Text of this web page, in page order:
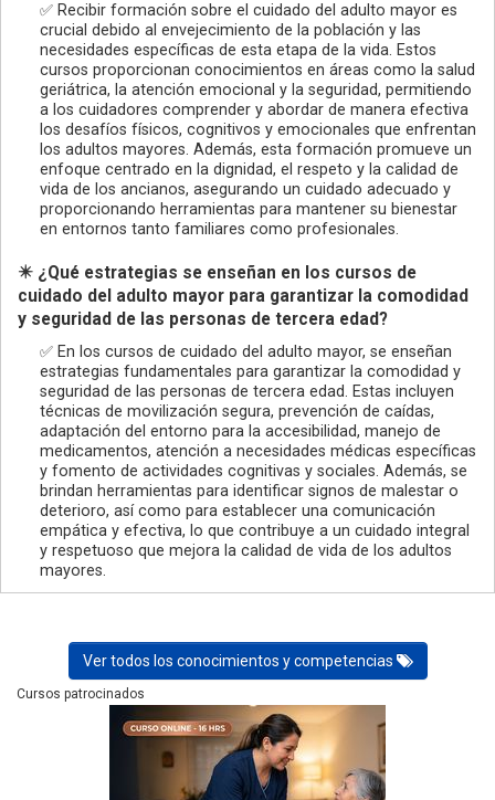
✅ Recibir formación sobre el cuidado del adulto mayor es
crucial debido al envejecimiento de la población y las
necesidades específicas de esta etapa de la vida. Estos
cursos proporcionan conocimientos en áreas como la salud
geriátrica, la atención emocional y la seguridad, permitiendo
a los cuidadores comprender y abordar de manera efectiva
los desafíos físicos, cognitivos y emocionales que enfrentan
los adultos mayores. Además, esta formación promueve un
enfoque centrado en la dignidad, el respeto y la calidad de
vida de los ancianos, asegurando un cuidado adecuado y
proporcionando herramientas para mantener su bienestar
en entornos tanto familiares como profesionales.
✴️ ¿Qué estrategias se enseñan en los cursos de
cuidado del adulto mayor para garantizar la comodidad
y seguridad de las personas de tercera edad?
✅ En los cursos de cuidado del adulto mayor, se enseñan
estrategias fundamentales para garantizar la comodidad y
seguridad de las personas de tercera edad. Estas incluyen
técnicas de movilización segura, prevención de caídas,
adaptación del entorno para la accesibilidad, manejo de
medicamentos, atención a necesidades médicas específicas
y fomento de actividades cognitivas y sociales. Además, se
brindan herramientas para identificar signos de malestar o
deterioro, así como para establecer una comunicación
empática y efectiva, lo que contribuye a un cuidado integral
y respetuoso que mejora la calidad de vida de los adultos
mayores.
Ver todos los conocimientos y competencias
Cursos patrocinados